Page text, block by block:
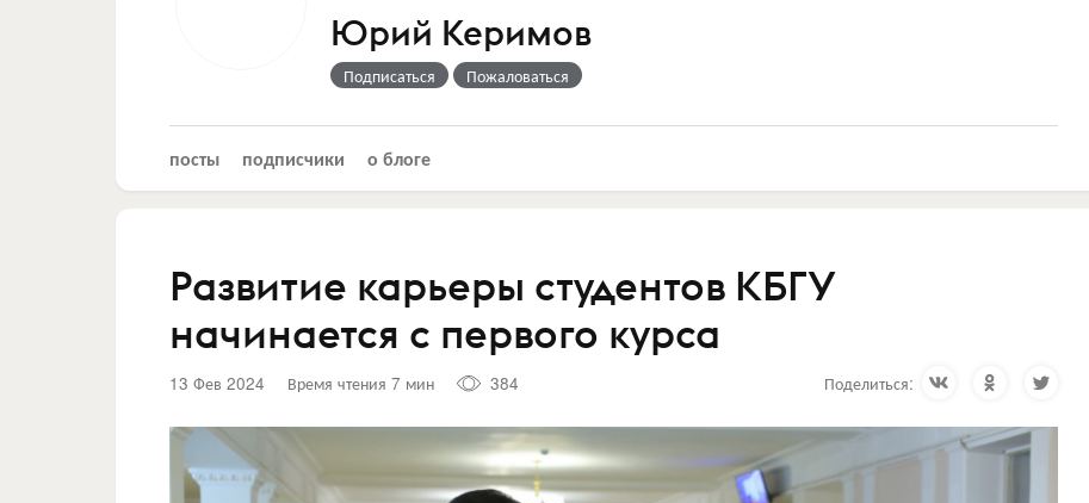
Юрий Керимов
Подписаться Пожаловаться
посты подписчики о блоге
Развитие карьеры студентов КБГУ
начинается с первого курса
13 Фев 2024 Время чтения 7 мин 384 Поделиться: